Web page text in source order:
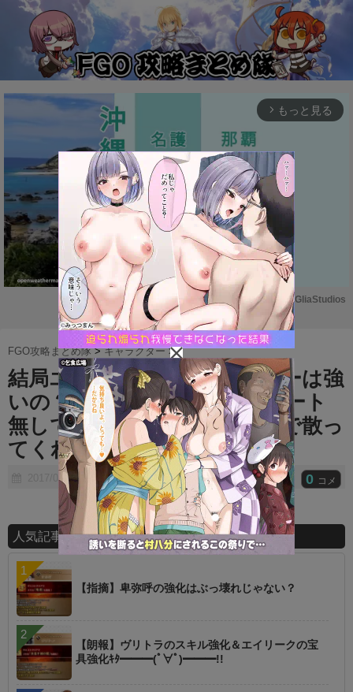
arrow_forward_ios もっと見る
M
u
t
e
Powered by GliaStudios
FGO攻略まとめ隊 >キャラクター >
結局エルドラドのバーサーカーは強
いの？ ⇒ ●●しとけばサポート
無しでもボスに宝具叩き込んで散っ
てくれるからいいと思うよ
2017/07/04 0 コメ
人気記事ランキング
【指摘】卑弥呼の強化はぶっ壊れじゃない？
【朗報】ヴリトラのスキル強化＆エイリークの宝
具強化ｷﾀ━━━(ﾟ∀ﾟ)━━━!!